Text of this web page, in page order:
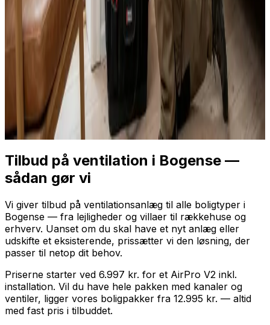
Professionel installation
Få tilbud nu
Ring 70 60 30 04
Tilbud på ventilation i Bogense —
sådan gør vi
Vi giver tilbud på ventilationsanlæg til alle boligtyper i
Bogense — fra lejligheder og villaer til rækkehuse og
erhverv. Uanset om du skal have et nyt anlæg eller
udskifte et eksisterende, prissætter vi den løsning, der
passer til netop dit behov.
Priserne starter ved 6.997 kr. for et AirPro V2 inkl.
installation. Vil du have hele pakken med kanaler og
ventiler, ligger vores boligpakker fra 12.995 kr. — altid
med fast pris i tilbuddet.